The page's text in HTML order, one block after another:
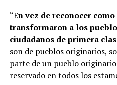
“En vez de reconocer
transformaron a los
ciudadanos de primera
son de pueblos originarios,
parte de un pueblo
reservado en todos los